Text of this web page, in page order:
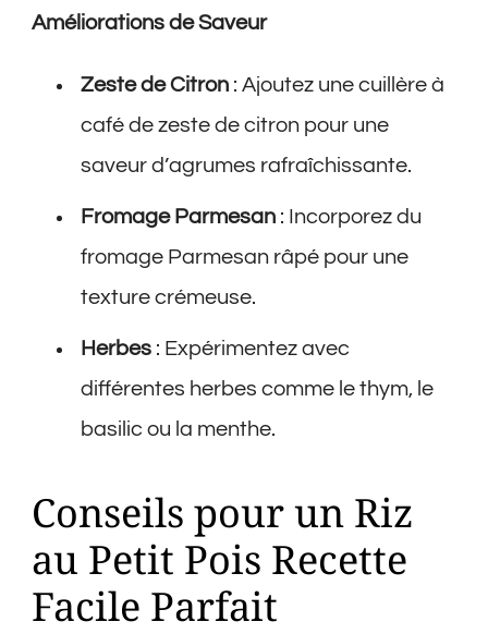
Améliorations de Saveur
Zeste de Citron : Ajoutez une cuillère à
café de zeste de citron pour une
saveur d’agrumes rafraîchissante.
Fromage Parmesan : Incorporez du
fromage Parmesan râpé pour une
texture crémeuse.
Herbes : Expérimentez avec
différentes herbes comme le thym, le
basilic ou la menthe.
Conseils pour un Riz
au Petit Pois Recette
Facile Parfait